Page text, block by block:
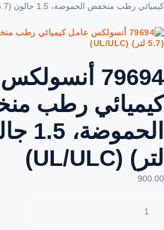
كيميائي رطب منخفض الحموضة، 1.5 جالون (5.7 لتر) (UL/ULC)
79694
كيميائي رطب
لتر) (UL/ULC)
900.00